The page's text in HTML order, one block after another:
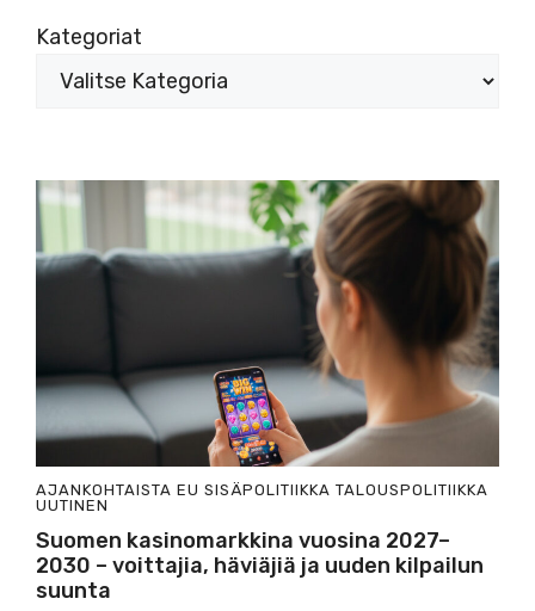
Kategoriat
AJANKOHTAISTA EU SISÄPOLITIIKKA TALOUSPOLITIIKKA
UUTINEN
Suomen kasinomarkkina vuosina 2027–
2030 – voittajia, häviäjiä ja uuden kilpailun
suunta